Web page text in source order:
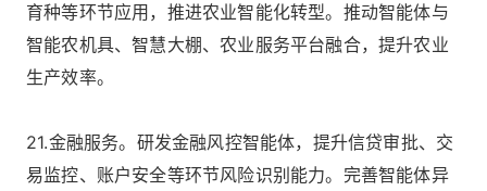
育种等环节应用，推进农业智能化转型。推动智能体与
智能农机具、智慧大棚、农业服务平台融合，提升农业
生产效率。
21.金融服务。研发金融风控智能体，提升信贷审批、交
易监控、账户安全等环节风险识别能力。完善智能体异